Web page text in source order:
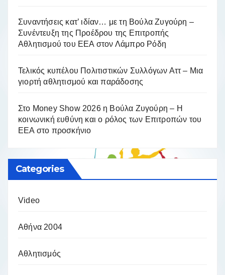
Συναντήσεις κατ’ ιδίαν… με τη Βούλα Ζυγούρη –
Συνέντευξη της Προέδρου της Επιτροπής
Αθλητισμού του ΕΕΑ στον Λάμπρο Ρόδη
Τελικός κυπέλου Πολιτιστικών Συλλόγων Αττ – Μια
γιορτή αθλητισμού και παράδοσης
Στο Money Show 2026 η Βούλα Ζυγούρη – Η
κοινωνική ευθύνη και ο ρόλος των Επιτροπών του
ΕΕΑ στο προσκήνιο
Categories
Video
Αθήνα 2004
Αθλητισμός